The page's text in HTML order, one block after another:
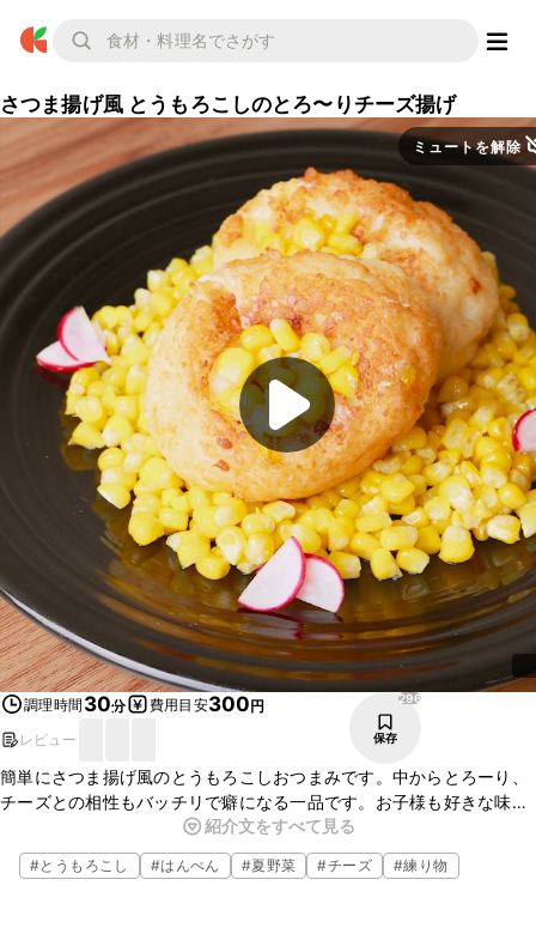
さつま揚げ風 とうもろこしのとろ〜りチーズ揚げ
ミュートを解除
調理時間 30分 費用目安300円
レビュー
296
保存
簡単にさつま揚げ風のとうもろこしおつまみです。中からとろーり、
チーズとの相性もバッチリで癖になる一品です。お子様も好きな味な
ので、おやつ感覚で食べれておすすめです。とうもろこしは茹でずに
電子レンジ調理ですので、簡単。是非、お試しください。
紹介文をすべて見る
#とうもろこし #はんぺん #夏野菜 #チーズ #練り物